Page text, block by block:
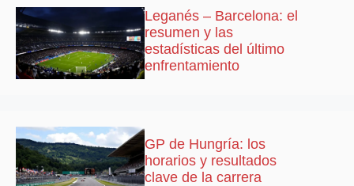
Leganés – Barcelona: el
resumen y las
estadísticas del último
enfrentamiento
GP de Hungría: los
horarios y resultados
clave de la carrera